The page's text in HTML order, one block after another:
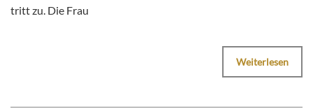
tritt zu. Die Frau
Weiterlesen